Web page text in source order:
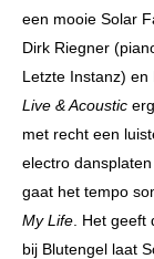
een mooie Solar
Dirk Riegner
Letzte Instanz)
Live & Acoustic
met recht een
electro
gaat het tempo
My Life . Het
bij Blutengel laat